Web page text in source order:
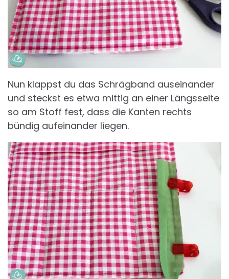
Nun klappst du das Schrägband auseinander
und steckst es etwa mittig an einer Längsseite
so am Stoff fest, dass die Kanten rechts
bündig aufeinander liegen.